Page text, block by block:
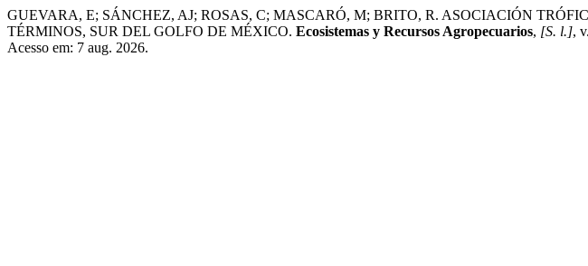
GUEVARA, E; SÁNCHEZ, AJ; ROSAS, C; MASCARÓ, M; BRITO, R. ASOCIACIÓN
TÉRMINOS, SUR DEL GOLFO DE MÉXICO. Ecosistemas y Recursos Agropecuarios, [S. l.],
Acesso em: 7 aug. 2026.